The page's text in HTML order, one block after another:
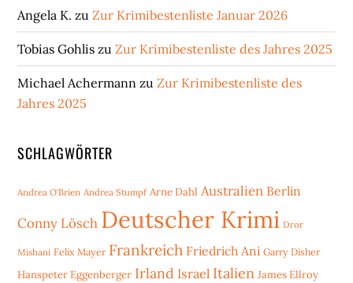
Angela K. zuZur Krimibestenliste Januar 2026
Tobias Gohlis zuZur Krimibestenliste des Jahres 2025
Michael Achermann zuZur Krimibestenliste des
Jahres 2025
SCHLAGWÖRTER
Andrea O'Brien Andrea Stumpf Arne Dahl Australien Berlin
Conny Lösch Deutscher Krimi Dror
Mishani Felix Mayer Frankreich Friedrich Ani Garry Disher
Hanspeter Eggenberger Irland Israel Italien James Ellroy